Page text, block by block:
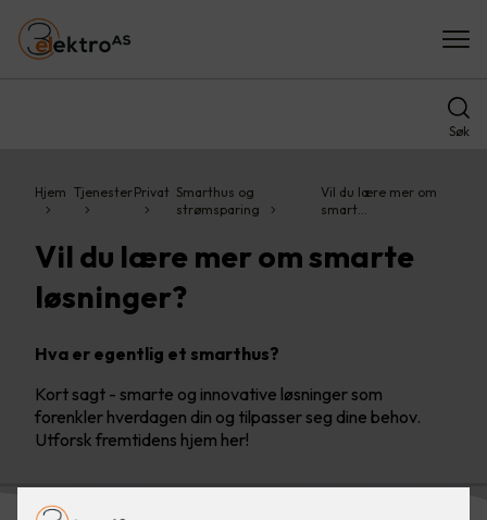
Søk
Hjem TjenesterPrivat Smarthus og
strømsparing
Vil du lære mer om
smart…
Vil du lære mer om smarte
løsninger?
Hva er egentlig et smarthus?
Kort sagt - smarte og innovative løsninger som
forenkler hverdagen din og tilpasser seg dine behov.
Utforsk fremtidens hjem her!